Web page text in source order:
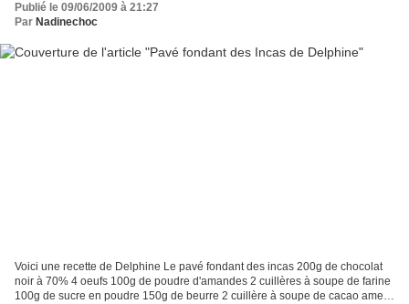
Publié le 09/06/2009 à 21:27
Par Nadinechoc
Voici une recette de Delphine Le pavé fondant des incas 200g de chocolat
noir à 70% 4 oeufs 100g de poudre d'amandes 2 cuillères à soupe de farine
100g de sucre en poudre 150g de beurre 2 cuillère à soupe de cacao amer